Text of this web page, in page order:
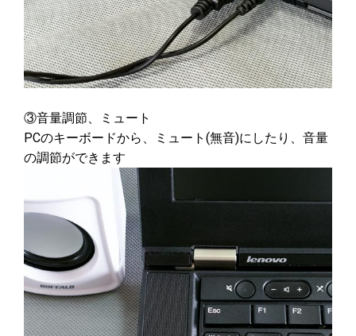
③音量調節、ミュート
PCのキーボードから、ミュート(無音)にしたり、音量
の調節ができます